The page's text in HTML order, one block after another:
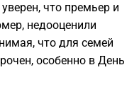
что премьер и
недооценили
что для семей
особенно в День